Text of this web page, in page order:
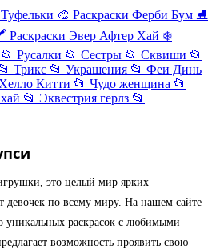
🎨 Раскраски Ферби Бум ⛸️
Раскраски Эвер Афтер Хай ❄️
📂 Русалки 📂 Сестры 📂 Сквиши 📂
Трикс 📂 Украшения 📂 Феи Динь
Хелло Китти 📂 Чудо женщина 📂
📂 Эквестрия герлз 📂
это целый мир ярких
девочек по всему миру. На нашем сайте
уникальных раскрасок с любимыми
возможность проявить свою